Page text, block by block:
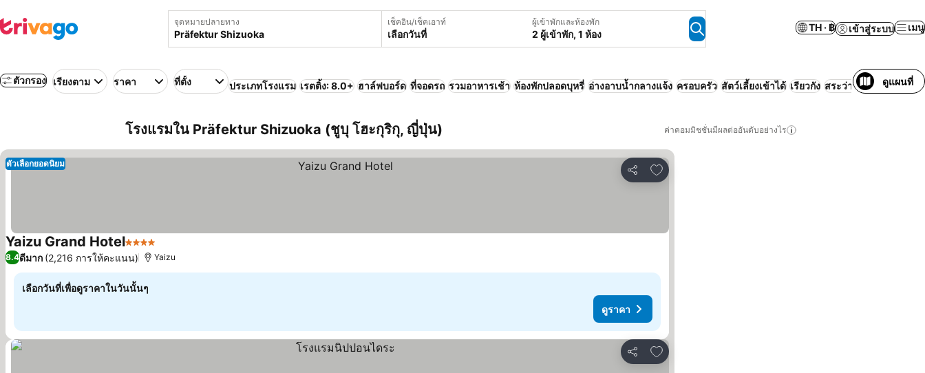
จุดหมายปลายทาง เช็คอิน/เช็คเอาท์
เลือกวันที่
ผู้เข้าพักและห้องพัก
2 ผู้เข้าพัก, 1 ห้อง
TH · ฿ เข้าสู่ระบบ เมนู
ตัวกรอง เรียงตาม ราคา ที่ตั้ง ประเภทโรงแรม เรตติ้ง: 8.0+ ฮาล์ฟบอร์ด ที่จอดรถ รวมอาหารเช้า ห้องพักปลอดบุหรี่ อ่างอาบน้ำกลางแจ้ง ครอบครัว สัตว์เลี้ยงเข้าได้ เรียวกัง สระว่ายน้ำ ดูแผนที่
โรงแรมใน Präfektur Shizuoka (ชูบุ โฮะกุริกุ, ญี่ปุ่น) ค่าคอมมิชชั่นมีผลต่ออันดับอย่างไร
แชร์
เพิ่มในรายการโปรด
ตัวเลือกยอดนิยม
Yaizu Grand Hotel4 ดาว
8.4ดีมาก (2,216 การให้คะแนน) Yaizu
เลือกวันที่เพื่อดูราคาในวันนั้นๆ
ดูราคา
แชร์
เพิ่มในรายการโปรด